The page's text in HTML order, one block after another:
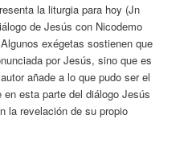
la liturgia para hoy (Jn
de Jesús con Nicodemo
exégetas sostienen que
por Jesús, sino que es
añade a lo que pudo ser el
esta parte del diálogo Jesús
la revelación de su propio